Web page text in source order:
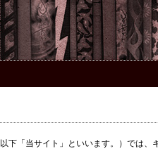
下「当サイト」といいます。）では、